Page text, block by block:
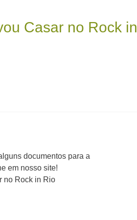
Casar no Rock in
documentos para a
em nosso site!
no Rock in Rio